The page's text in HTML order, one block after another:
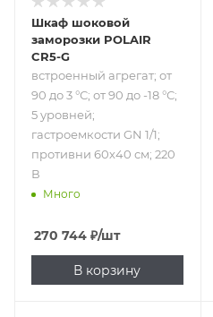
Шкаф шоковой
заморозки POLAIR
CR5-G
встроенный агрегат; от
90 до 3 °С; от 90 до -18 °С;
5 уровней;
гастроемкости GN 1/1;
противни 60х40 см; 220
В
Много
270 744 ₽/шт
В корзину